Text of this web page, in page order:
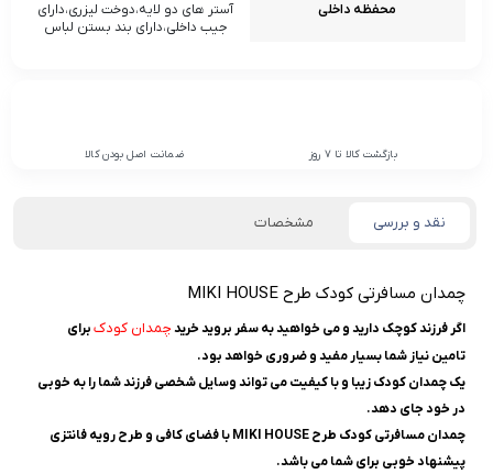
محفظه داخلی
آستر های دو لایه،دوخت لیزری،دارای
جیب داخلی،دارای بند بستن لباس
بازگشت کالا تا 7 روز ضمانت اصل بودن کالا
نقد و بررسی مشخصات
چمدان مسافرتی کودک طرح MIKI HOUSE
اگر فرزند کوچک دارید و می خواهید به سفر بروید خریدچمدان کودکبرای
تامین نیاز شما بسیار مفید و ضروری خواهد بود.
یک چمدان کودک زیبا و با کیفیت می تواند وسایل شخصی فرزند شما را به خوبی
در خود جای دهد.
چمدان مسافرتی کودک طرح MIKI HOUSE با فضای کافی و طرح رویه فانتزی
پیشنهاد خوبی برای شما می باشد.